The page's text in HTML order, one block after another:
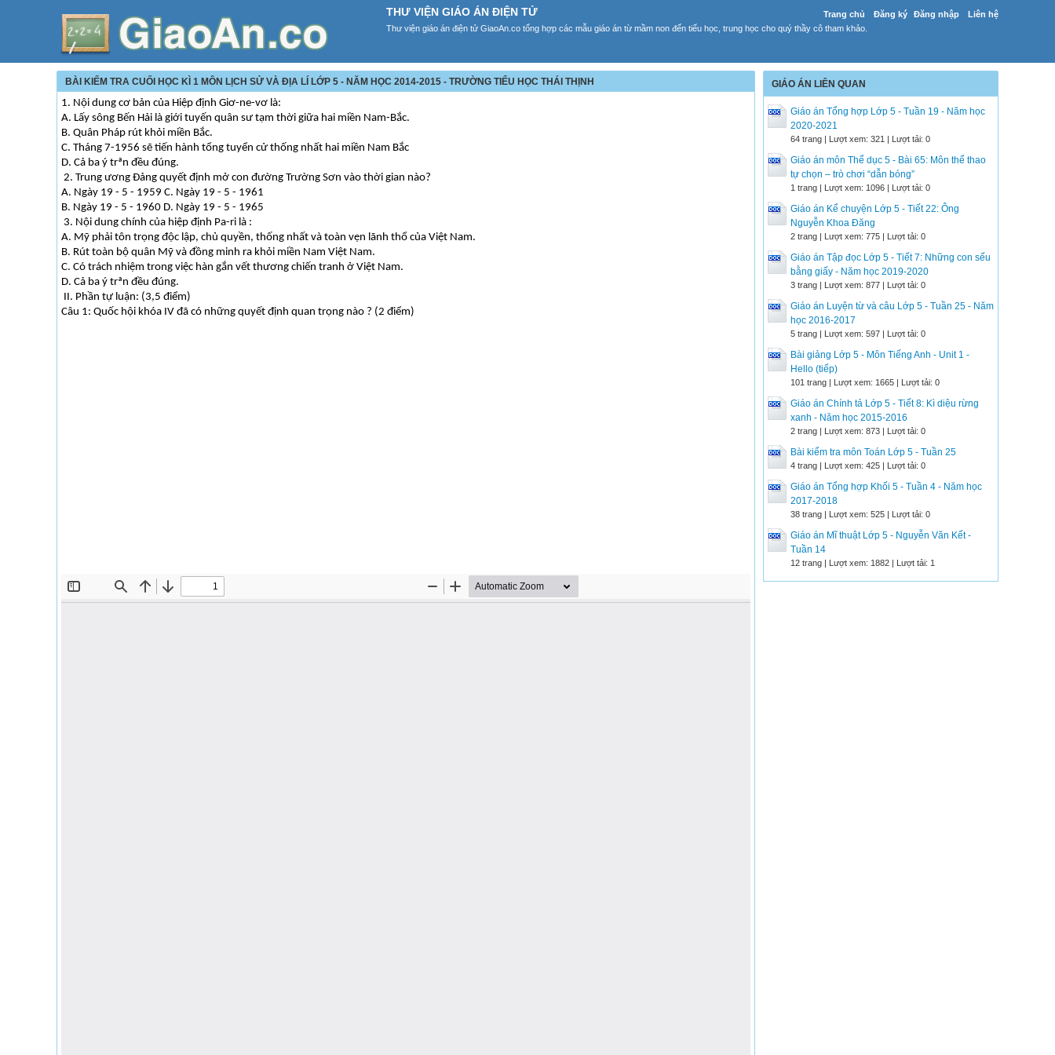
Trang chủ Đăng ký Đăng nhập Liên hệ
THƯ VIỆN GIÁO ÁN ĐIỆN TỬ
Thư viện giáo án điện tử GiaoAn.co tổng hợp các mẫu giáo án từ mầm non đến tiểu học, trung học cho quý thầy cô tham khảo.
BÀI KIỂM TRA CUỐI HỌC KÌ 1 MÔN LỊCH SỬ VÀ ĐỊA LÍ LỚP 5 - NĂM HỌC 2014-2015 - TRƯỜNG TIỂU HỌC THÁI THỊNH
1. Nội dung cơ bản của Hiệp định Giơ-ne-vơ là:
A. Lấy sông Bến Hải là giới tuyến quân sư tạm thời giữa hai miền Nam-Bắc.
B. Quân Pháp rút khỏi miền Bắc.
C. Tháng 7-1956 sẽ tiến hành tổng tuyển cử thống nhất hai miền Nam Bắc
D. Cả ba ý trªn đều đúng.
2. Trung ương Đảng quyết định mở con đường Trường Sơn vào thời gian nào?
A. Ngày 19 - 5 - 1959 C. Ngày 19 - 5 - 1961
B. Ngày 19 - 5 - 1960 D. Ngày 19 - 5 - 1965
3. Nội dung chính của hiệp định Pa-ri là :
A. Mỹ phải tôn trọng độc lập, chủ quyền, thống nhất và toàn vẹn lãnh thổ của Việt Nam.
B. Rút toàn bộ quân Mỹ và đồng minh ra khỏi miền Nam Việt Nam.
C. Có trách nhiệm trong việc hàn gắn vết thương chiến tranh ở Việt Nam.
D. Cả ba ý trªn đều đúng.
II. Phần tự luận: (3,5 điểm)
Câu 1: Quốc hội khóa IV đã có những quyết định quan trọng nào ? (2 điểm)
GIÁO ÁN LIÊN QUAN
Giáo án Tổng hợp Lớp 5 - Tuần 19 - Năm học
2020-2021
64 trang | Lượt xem: 321 | Lượt tải: 0
Giáo án môn Thể dục 5 - Bài 65: Môn thể thao
tự chọn – trò chơi “dẫn bóng”
1 trang | Lượt xem: 1096 | Lượt tải: 0
Giáo án Kể chuyện Lớp 5 - Tiết 22: Ông
Nguyễn Khoa Đăng
2 trang | Lượt xem: 775 | Lượt tải: 0
Giáo án Tập đọc Lớp 5 - Tiết 7: Những con sếu
bằng giấy - Năm học 2019-2020
3 trang | Lượt xem: 877 | Lượt tải: 0
Giáo án Luyện từ và câu Lớp 5 - Tuần 25 - Năm
học 2016-2017
5 trang | Lượt xem: 597 | Lượt tải: 0
Bài giảng Lớp 5 - Môn Tiếng Anh - Unit 1 -
Hello (tiếp)
101 trang | Lượt xem: 1665 | Lượt tải: 0
Giáo án Chính tả Lớp 5 - Tiết 8: Kì diệu rừng
xanh - Năm học 2015-2016
2 trang | Lượt xem: 873 | Lượt tải: 0
Bài kiểm tra môn Toán Lớp 5 - Tuần 25
4 trang | Lượt xem: 425 | Lượt tải: 0
Giáo án Tổng hợp Khối 5 - Tuần 4 - Năm học
2017-2018
38 trang | Lượt xem: 525 | Lượt tải: 0
Giáo án Mĩ thuật Lớp 5 - Nguyễn Văn Kết -
Tuần 14
12 trang | Lượt xem: 1882 | Lượt tải: 1